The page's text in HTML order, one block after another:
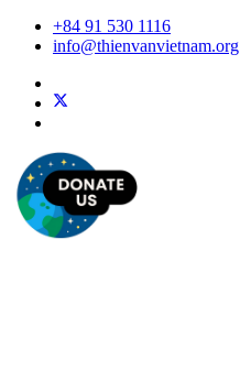
+84 91 530 1116
info@thienvanvietnam.org